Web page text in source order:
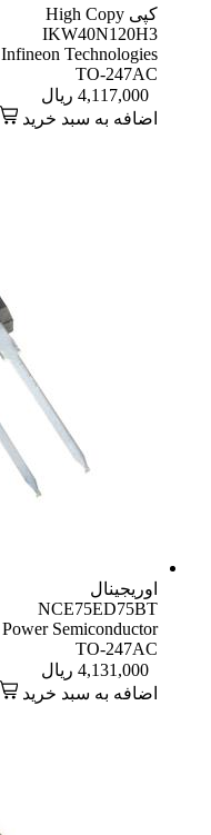
کپی High Copy
IKW40N120H3
Infineon Technologies
TO-247AC
4,117,000 ریال
اضافه به سبد خرید
اوریجینال
NCE75ED75BT
Semiconductor
TO-247AC
4,131,000 ریال
اضافه به سبد خرید